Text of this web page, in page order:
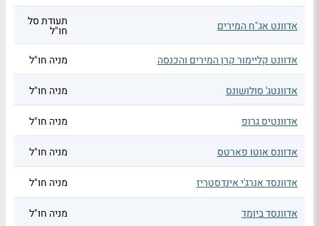
אדוונט אג"ח המירים תעודת סל
חו"ל
אדוונט קליימור קרן המירים והכנסה
מניה חו"ל
אדוונטג' סולושונס מניה חו"ל
אדוונטיס גרופ מניה חו"ל
אדוונס אוטו פארטס מניה חו"ל
אדוונסד אנרג'י אינדסטריז מניה חו"ל
אדוונסד ביומד מניה חו"ל